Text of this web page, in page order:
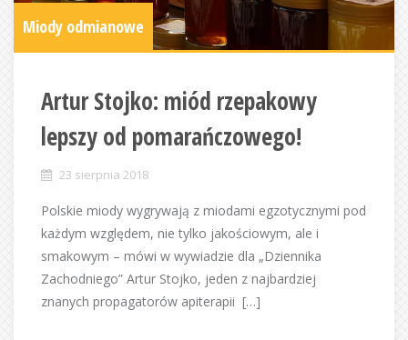
Miody odmianowe
Artur Stojko: miód rzepakowy
lepszy od pomarańczowego!
23 sierpnia 2018
Polskie miody wygrywają z miodami egzotycznymi pod
każdym względem, nie tylko jakościowym, ale i
smakowym – mówi w wywiadzie dla „Dziennika
Zachodniego” Artur Stojko, jeden z najbardziej
znanych propagatorów apiterapii […]